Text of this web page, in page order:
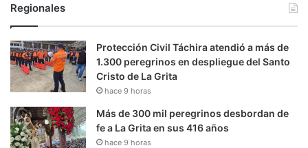
Regionales
Protección Civil Táchira atendió a más de
1.300 peregrinos en despliegue del Santo
Cristo de La Grita
hace 9 horas
Más de 300 mil peregrinos desbordan de
fe a La Grita en sus 416 años
hace 9 horas